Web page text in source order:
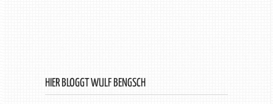
HIER BLOGGT WULF BENGSCH